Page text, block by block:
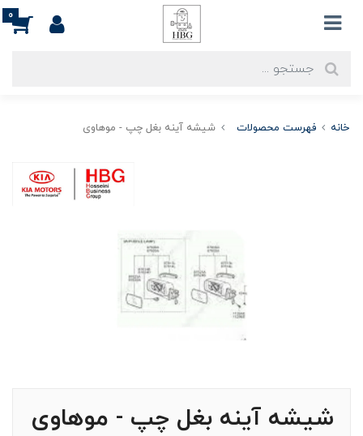
0
خانه فهرست محصولات شیشه آینه بغل چپ - موهاوی
شیشه آینه بغل چپ - موهاوی